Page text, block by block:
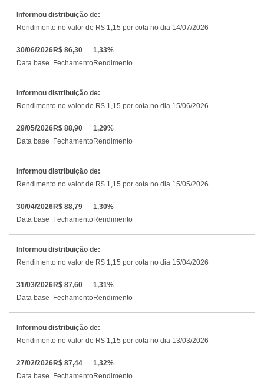
Informou distribuição de:
Rendimento no valor de R$ 1,15 por cota no dia 14/07/2026
30/06/2026
Data base
R$ 86,30
Fechamento
1,33%
Rendimento
Informou distribuição de:
Rendimento no valor de R$ 1,15 por cota no dia 15/06/2026
29/05/2026
Data base
R$ 88,90
Fechamento
1,29%
Rendimento
Informou distribuição de:
Rendimento no valor de R$ 1,15 por cota no dia 15/05/2026
30/04/2026
Data base
R$ 88,79
Fechamento
1,30%
Rendimento
Informou distribuição de:
Rendimento no valor de R$ 1,15 por cota no dia 15/04/2026
31/03/2026
Data base
R$ 87,60
Fechamento
1,31%
Rendimento
Informou distribuição de:
Rendimento no valor de R$ 1,15 por cota no dia 13/03/2026
27/02/2026
Data base
R$ 87,44
Fechamento
1,32%
Rendimento